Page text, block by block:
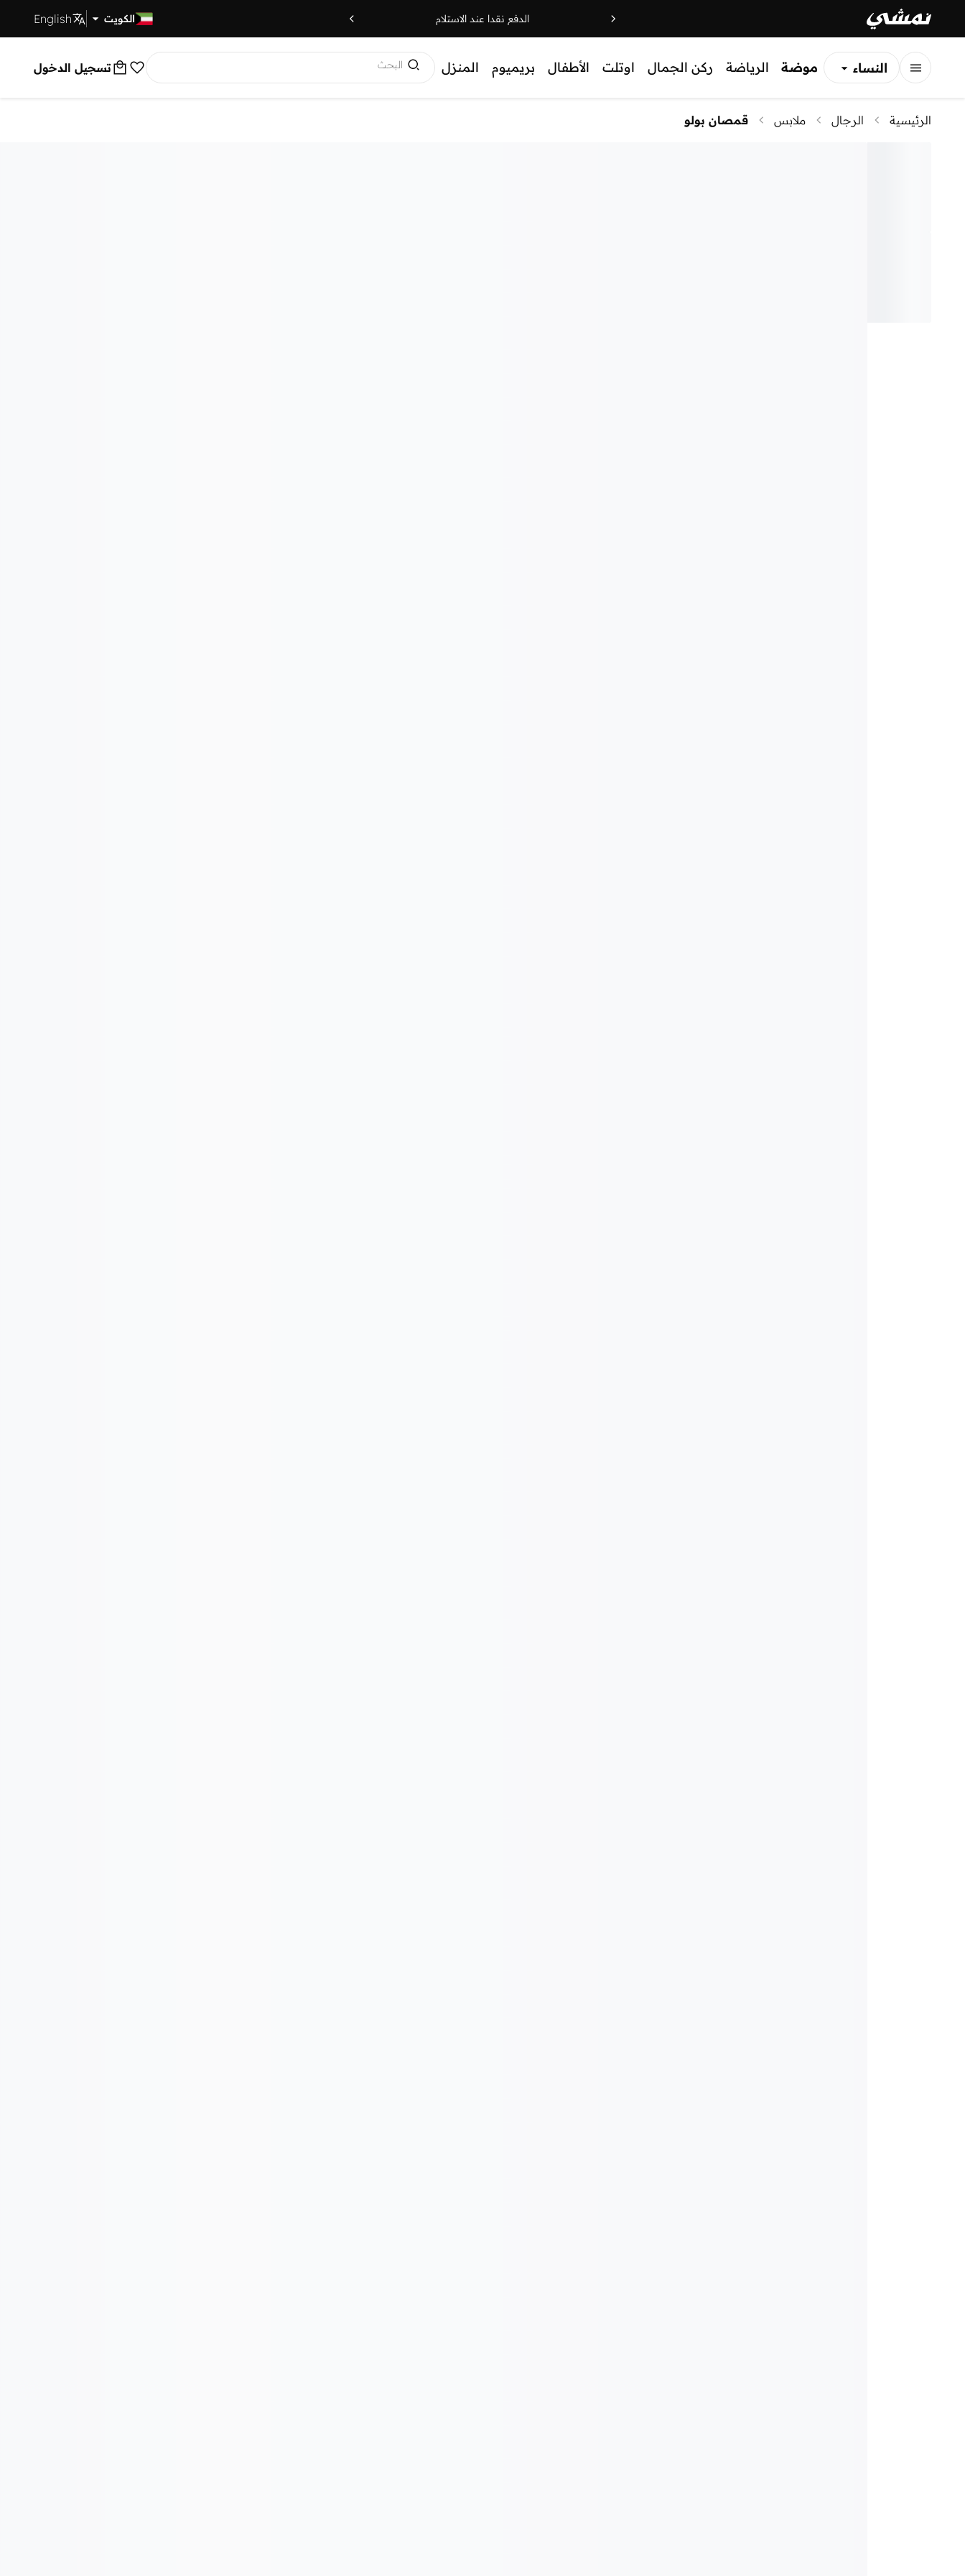
الدفع نقدا عند الاستلام الكويت English
النساء
الأطفال
موضة الرياضة ركن الجمال اوتلت الأطفال بريميوم المنزل البحث تسجيل الدخول
الرئيسية الرجال ملابس قمصان بولو